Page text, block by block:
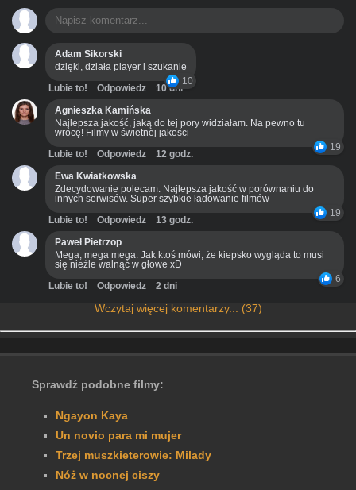
Adam Sikorski
dzięki, działa player i szukanie
10
Lubie to! Odpowiedz
10 dni
Agnieszka Kamińska
Najlepsza jakość, jaką do tej pory widziałam. Na pewno tu
wrócę! Filmy w świetnej jakości
19
Lubie to! Odpowiedz
12 godz.
Ewa Kwiatkowska
Zdecydowanie polecam. Najlepsza jakość w porównaniu do
innych serwisów. Super szybkie ładowanie filmów
19
Lubie to! Odpowiedz
13 godz.
Paweł Pietrzop
Mega, mega mega. Jak ktoś mówi, że kiepsko wygląda to musi
się nieźle walnąć w głowe xD
6
Lubie to! Odpowiedz 2 dni
Wczytaj więcej komentarzy... (37)
Sprawdź podobne filmy:
Ngayon Kaya
Un novio para mi mujer
Trzej muszkieterowie: Milady
Nóż w nocnej ciszy